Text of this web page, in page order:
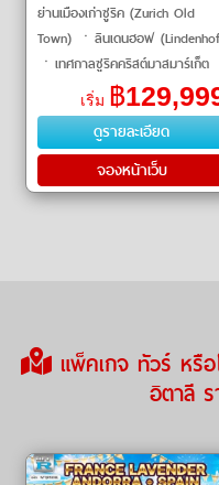
ย่านเมืองเก่าซูริค (Zurich Old
Town) ㆍลินเดนฮอฟ
ㆍเทศกาลซูริคคริสต์มาสมาร์เก็ต
(Zurich Christmas Markets
ㆍศาลากลางวาดุซ (Vaduz
Hall) ㆍ
เริ่ม ฿
ดูรายละเอียด
จองหน้าเว็บ
แพ็คเกจ ทัวร์ หรือ
อิตาลี ร